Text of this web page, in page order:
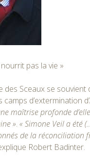
pas la vie »
des Sceaux se souvient
camps d’extermination
maîtrise profonde
». « Simone Veil a été
de la réconciliation
Robert Badinter.